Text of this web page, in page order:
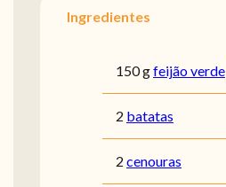
Ingredientes
150 gfeijão verde
2 batatas
2 cenouras